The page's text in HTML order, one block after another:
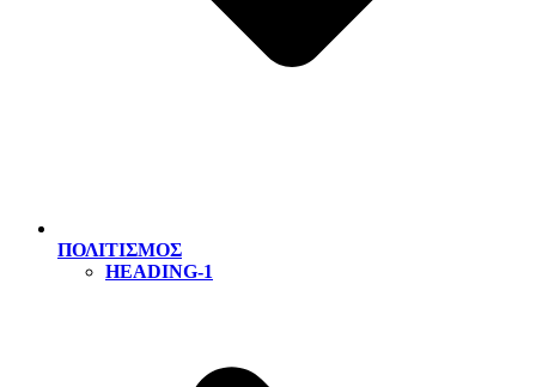
ΠΟΛΙΤΙΣΜΟΣ
HEADING-1